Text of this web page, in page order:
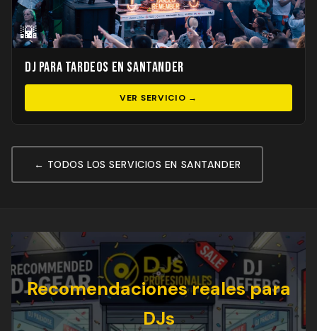
🌇
DJ para Tardeos en Santander
VER SERVICIO →
← TODOS LOS SERVICIOS EN SANTANDER
Recomendaciones reales para
DJs